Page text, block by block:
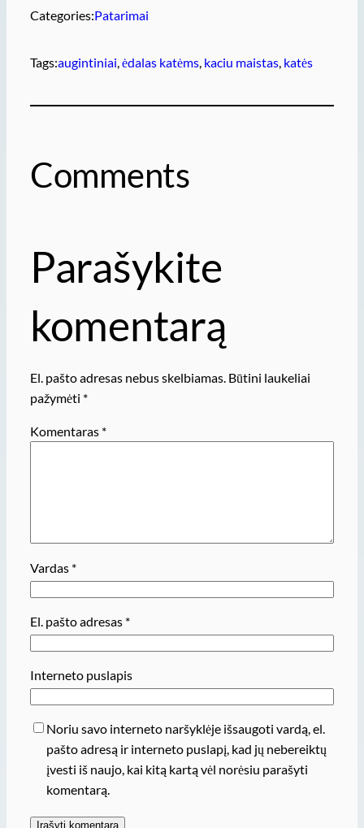
Categories:Patarimai
Tags:augintiniai, ėdalas katėms, kaciu maistas, katės
Comments
Parašykite
komentarą
El. pašto adresas nebus skelbiamas. Būtini laukeliai
pažymėti *
Komentaras *
Vardas *
El. pašto adresas *
Interneto puslapis
Noriu savo interneto naršyklėje išsaugoti vardą, el.
pašto adresą ir interneto puslapį, kad jų nebereiktų
įvesti iš naujo, kai kitą kartą vėl norėsiu parašyti
komentarą.